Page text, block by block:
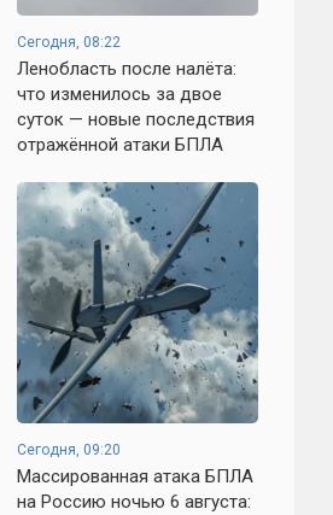
Сегодня, 08:22
Ленобласть после налёта:
что изменилось за двое
суток — новые последствия
отражённой атаки БПЛА
Сегодня, 09:20
Массированная атака БПЛА
на Россию ночью 6 августа: